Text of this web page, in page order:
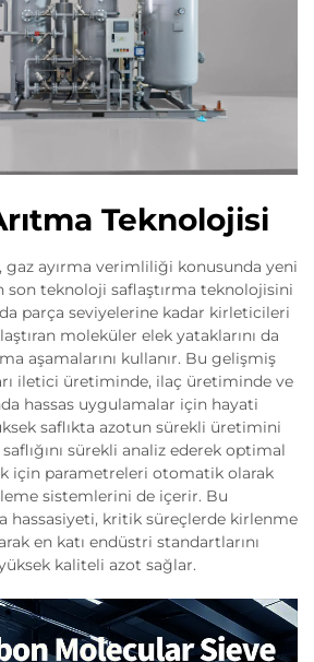
Teknolojisi
gaz ayırma verimliliği konusunda yeni
son teknoloji saflaştırma teknolojisini
parça seviyelerine kadar kirleticileri
moleküler elek yataklarını da
aşamalarını kullanır. Bu gelişmiş
iletici üretiminde, ilaç üretiminde ve
hassas uygulamalar için hayati
saflıkta azotun sürekli üretimini
sürekli analiz ederek optimal
için parametreleri otomatik olarak
sistemlerini de içerir. Bu
hassasiyeti, kritik süreçlerde kirlenme
en katı endüstri standartlarını
kaliteli azot sağlar.